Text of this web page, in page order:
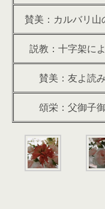
賛美：カルバリ山
説教：十字架に
賛美：友よ読
頌栄：父御子